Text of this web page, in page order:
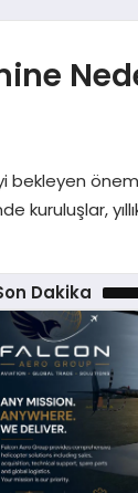
bekleyen
yıllık
Dakika